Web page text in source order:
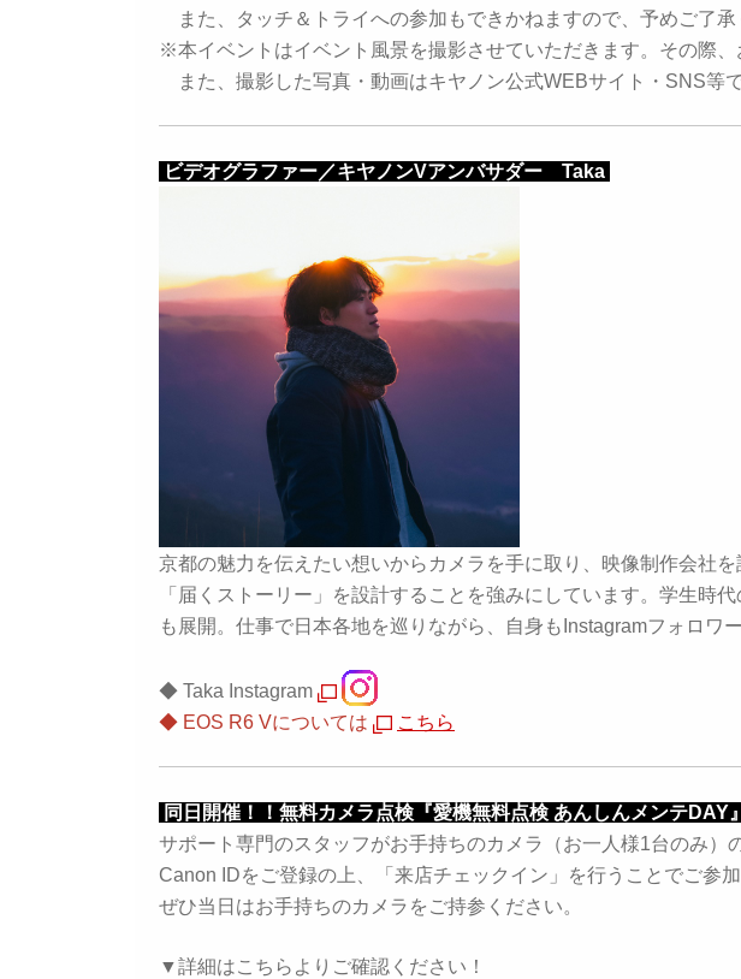
また、タッチ＆トライへの参加もできかねますので、 予めご了承
※本イベントはイベント風景を撮影させていただきます。その際
また、撮影した写真・動画はキヤノン公式WEBサイト・SNS等
ビデオグラファー／キヤノンVアンバサダー Taka
京都の魅力を伝えたい想いからカメラを手に取り、映像制作会社
「届くストーリー」を設計することを強みにしています。学生時
も展開。仕事で日本各地を巡りながら、自身もInstagramフォロワ
◆ Taka Instagram
◆ EOS R6 Vについては
こちら
同日開催！！無料カメラ点検『愛機無料点検 あんしんメンテDAY
サポート専門のスタッフがお手持ちのカメラ（お一人様1台のみ）
Canon IDをご登録の上、「来店チェックイン」を行うことでご参加
ぜひ当日はお手持ちのカメラをご持参ください。
▼詳細はこちらよりご確認ください！